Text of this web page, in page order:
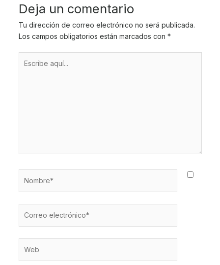
Deja un comentario
Tu dirección de correo electrónico no será publicada.
Los campos obligatorios están marcados con *
aquí...
electrónico*